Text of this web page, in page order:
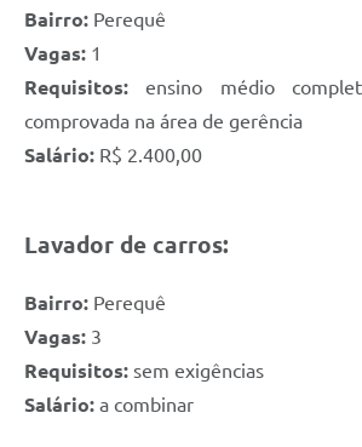
Bairro: Perequê
Vagas: 1
Requisitos: ensino médio
comprovada na área de gerência
Salário: R$ 2.400,00
Lavador de carros:
Bairro: Perequê
Vagas: 3
Requisitos: sem exigências
Salário: a combinar